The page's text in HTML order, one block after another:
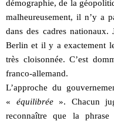
démographie, de la
malheureusement, il n’y a
dans des cadres nationaux.
Berlin et il y a exactement
très cloisonnée. C’est
franco-allemand.
L’approche du
« équilibrée». Chacun
reconnaître que la